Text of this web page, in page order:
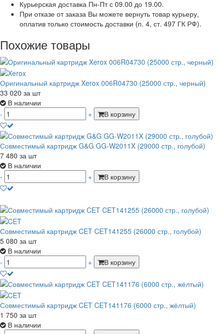
Курьерская доставка Пн-Пт с 09.00 до 19.00.
При отказе от заказа Вы можете вернуть товар курьеру,
оплатив только стоимость доставки (п. 4, ст. 497 ГК РФ).
Похожие товары
Оригинальный картридж Xerox 006R04730 (25000 стр., черный)
33 020 за шт
В наличии
-
+ В корзину
Совместимый картридж G&G GG-W2011X (29000 стр., голубой)
7 480 за шт
В наличии
-
+ В корзину
Совместимый картридж CET CET141255 (26000 стр., голубой)
5 080 за шт
В наличии
-
+ В корзину
Совместимый картридж CET CET141176 (6000 стр., жёлтый)
1 750 за шт
В наличии